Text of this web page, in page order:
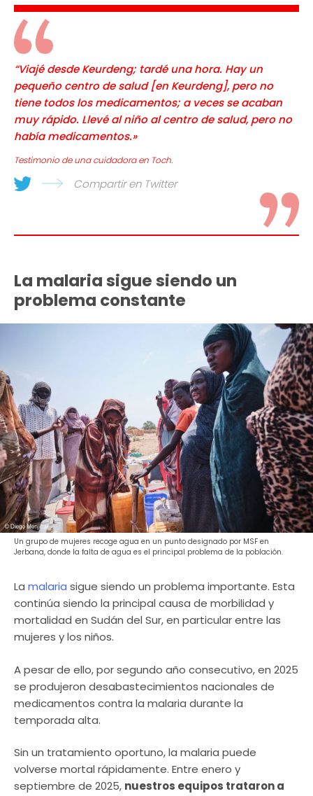
“Viajé desde Keurdeng; tardé una hora. Hay un
pequeño centro de salud [en Keurdeng], pero no
tiene todos los medicamentos; a veces se acaban
muy rápido. Llevé al niño al centro de salud, pero no
había medicamentos.»
Testimonio de una cuidadora en Toch.
Compartir en Twitter
La malaria sigue siendo un
problema constante
Un grupo de mujeres recoge agua en un punto designado por MSF en
Jerbana, donde la falta de agua es el principal problema de la población.
La malaria sigue siendo un problema importante. Esta
continúa siendo la principal causa de morbilidad y
mortalidad en Sudán del Sur, en particular entre las
mujeres y los niños.
A pesar de ello, por segundo año consecutivo, en 2025
se produjeron desabastecimientos nacionales de
medicamentos contra la malaria durante la
temporada alta.
Sin un tratamiento oportuno, la malaria puede
volverse mortal rápidamente. Entre enero y
septiembre de 2025, nuestros equipos trataron a